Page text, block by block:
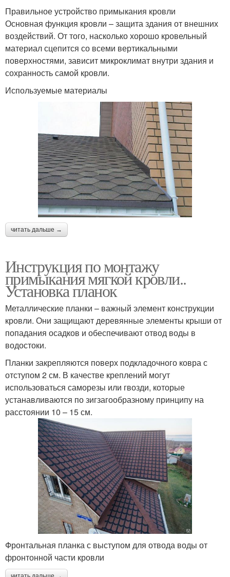
Правильное устройство примыкания кровли
Основная функция кровли – защита здания от внешних
воздействий. От того, насколько хорошо кровельный
материал сцепится со всеми вертикальными
поверхностями, зависит микроклимат внутри здания и
сохранность самой кровли.
Используемые материалы
читать дальше →
Инструкция по монтажу
примыкания мягкой кровли..
Установка планок
Металлические планки – важный элемент конструкции
кровли. Они защищают деревянные элементы крыши от
попадания осадков и обеспечивают отвод воды в
водостоки.
Планки закрепляются поверх подкладочного ковра с
отступом 2 см. В качестве креплений могут
использоваться саморезы или гвозди, которые
устанавливаются по зигзагообразному принципу на
расстоянии 10 – 15 см.
Фронтальная планка с выступом для отвода воды от
фронтонной части кровли